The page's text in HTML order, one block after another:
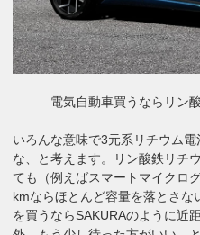
電気自動車買うならリン
いろんな意味で3元系リチウム
な、と考えます。リン酸鉄リチ
ても（例えばスマートマイクロ
kmならほとんど容量を落とさ
を買うならSAKURAのように近